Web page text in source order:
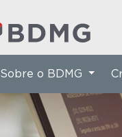
Sobre o BDMG